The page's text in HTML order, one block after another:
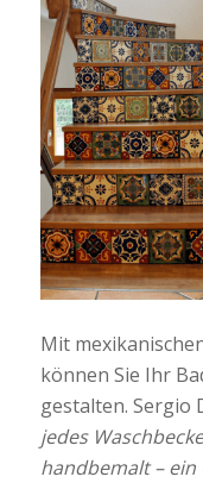
Mit
können Sie Ihr
gestalten. Sergio
jedes
handbemalt – ein